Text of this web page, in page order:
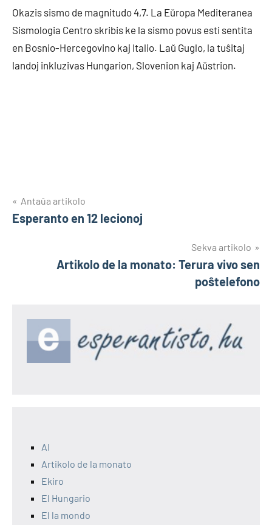
Okazis sismo de magnitudo 4,7. La Eŭropa Mediteranea
Sismologia Centro skribis ke la sismo povus esti sentita
en Bosnio-Hercegovino kaj Italio. Laŭ Guglo, la tuŝitaj
landoj inkluzivas Hungarion, Slovenion kaj Aŭstrion.
Navigado
tra
Antaŭa artikolo
Esperanto en 12 lecionoj
Sekva artikolo
Artikolo de la monato: Terura vivo sen
poŝtelefono
AI
Artikolo de la monato
Ekiro
El Hungario
El la mondo